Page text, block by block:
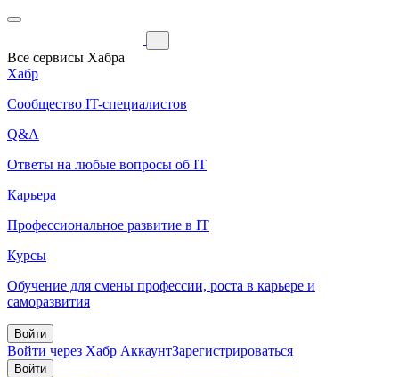
Все сервисы Хабра
Хабр
Сообщество IT-специалистов
Q&A
Ответы на любые вопросы об IT
Карьера
Профессиональное развитие в IT
Курсы
Обучение для смены профессии, роста в карьере и
саморазвития
Войти
Войти через Хабр АккаунтЗарегистрироваться
Войти